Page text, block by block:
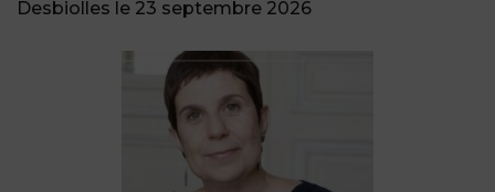
Desbiolles le 23 septembre 2026